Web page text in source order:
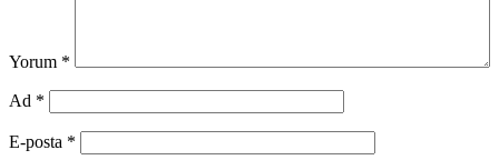
Yorum *
Ad *
E-posta *